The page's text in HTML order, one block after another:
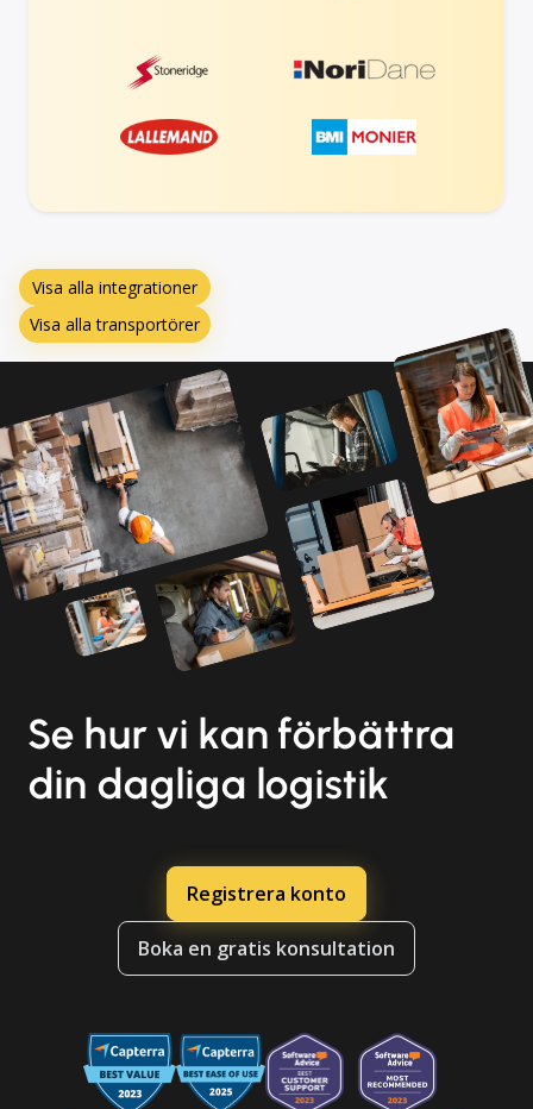
Visa alla integrationer
Visa alla transportörer
Se hur vi kan förbättra
din dagliga logistik
Registrera konto
Boka en gratis konsultation